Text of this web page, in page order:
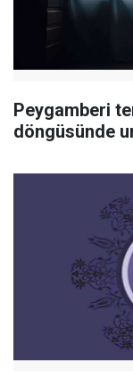
Peygamberi
döngüsünde